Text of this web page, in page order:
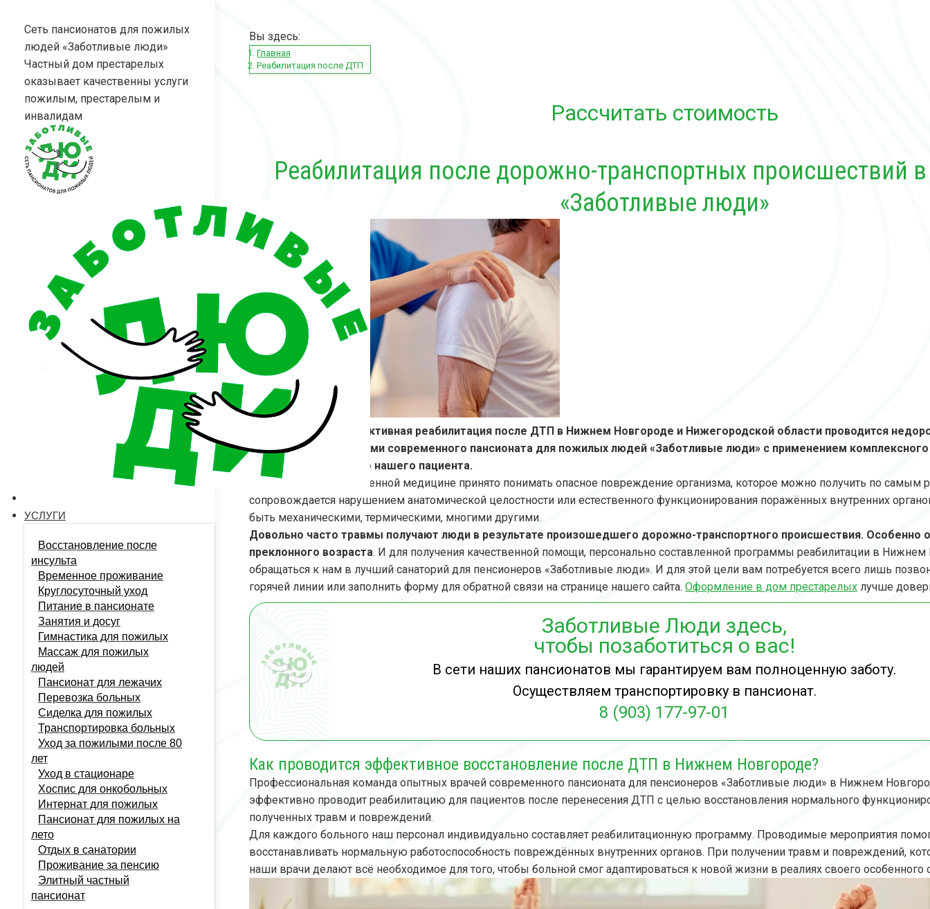
содержанию
Сеть пансионатов для пожилых
людей «Заботливые люди»
Частный дом престарелых
оказывает качественны услуги
пожилым, престарелым и
инвалидам
УСЛУГИ
Восстановление после
инсульта
Временное проживание
Круглосуточный уход
Питание в пансионате
Занятия и досуг
Гимнастика для пожилых
Массаж для пожилых
людей
Пансионат для лежачих
Перевозка больных
Сиделка для пожилых
Транспортировка больных
Уход за пожилыми после 80
лет
Уход в стационаре
Хоспис для онкобольных
Интернат для пожилых
Пансионат для пожилых на
лето
Отдых в санатории
Проживание за пенсию
Элитный частный
пансионат
Вы здесь:
Главная
Реабилитация после ДТП
Рассчитать стоимость
Реабилитация после дорожно-транспортных происшествий
«Заботливые люди»
Качественная и эффективная реабилитация после ДТП в Нижнем Новгороде и Нижегородской области проводится
лучшими специалистами современного пансионата для пожилых людей «Заботливые люди» с применением комплексного
в отношении каждого нашего пациента.
Под травмой в современной медицине принято понимать опасное повреждение организма, которое можно получить по самым
сопровождается нарушением анатомической целостности или естественного функционирования поражённых внутренних
быть механическими, термическими, многими другими.
Довольно часто травмы получают люди в результате произошедшего дорожно-транспортного происшествия. Особенно
преклонного возраста. И для получения качественной помощи, персонально составленной программы реабилитации в
обращаться к нам в лучший санаторий для пенсионеров «Заботливые люди». И для этой цели вам потребуется всего лишь
горячей линии или заполнить форму для обратной связи на странице нашего сайта. Оформление в дом престарелых лучше
Заботливые Люди здесь,
чтобы позаботиться о вас!
В сети наших пансионатов мы гарантируем вам полноценную заботу.
Осуществляем транспортировку в пансионат.
8 (903) 177-97-01
Как проводится эффективное восстановление после ДТП в Нижнем Новгороде?
Профессиональная команда опытных врачей современного пансионата для пенсионеров «Заботливые люди» в Нижнем
эффективно проводит реабилитацию для пациентов после перенесения ДТП с целью восстановления нормального
полученных травм и повреждений.
Для каждого больного наш персонал индивидуально составляет реабилитационную программу. Проводимые мероприятия
восстанавливать нормальную работоспособность повреждённых внутренних органов. При получении травм и повреждений,
наши врачи делают всё необходимое для того, чтобы больной смог адаптироваться к новой жизни в реалиях своего особенного